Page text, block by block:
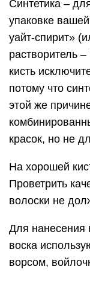
Синтетика –
упаковке
уайт-спирит»
растворитель
кисть
потому что
этой же
красок, но не
На хорошей
Проветрить
волоски не
Для нанесения
воска
ворсом,